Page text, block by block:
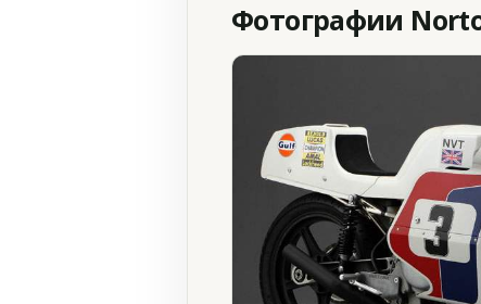
Фотографии